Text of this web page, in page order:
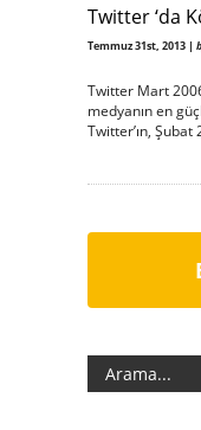
Twitter ‘da
Temmuz 31st, 2013 |
Twitter Mart
medyanın en
Twitter’ın,